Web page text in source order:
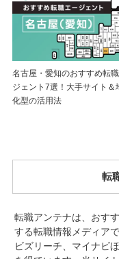
名古屋・愛知のおすすめ転
ジェント7選！大手サイト＆
化型の活用法
転
転職アンテナは、おす
する転職情報メディア
ビズリーチ、マイナビ